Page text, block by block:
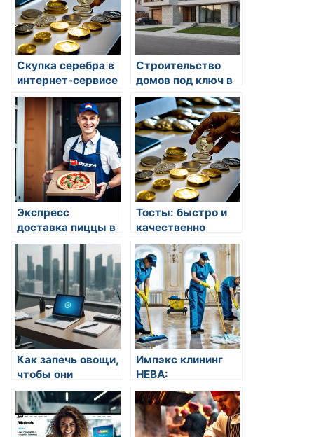
Скупка серебра в
интернет-сервисе
Capital Gold:
просто, быстро,
выгодно
Строительство
домов под ключ в
Алматы:
особенности и
преимущества
Экспресс
доставка пиццы в
Тюмени через
783000.ru
Тосты: быстро и
качественно
Как запечь овощи,
чтобы они
сохранили вкус
Импэкс клининг
НЕВА:
профессиональная
клининговая
компания в Санкт-
Петербурге